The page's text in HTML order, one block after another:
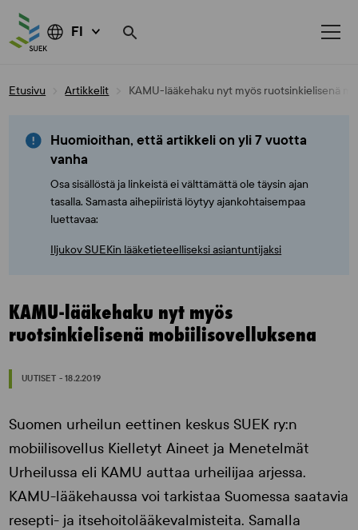
FI
Etusivu Artikkelit KAMU-lääkehaku nyt myös ruotsinkielisenä
Huomioithan, että artikkeli on yli 7 vuotta
vanha
Osa sisällöstä ja linkeistä ei välttämättä ole täysin ajan
tasalla. Samasta aihepiiristä löytyy ajankohtaisempaa
luettavaa:
Iljukov SUEKin lääketieteelliseksi asiantuntijaksi
KAMU-lääkehaku nyt myös
ruotsinkielisenä mobiilisovelluksena
UUTISET - 18.2.2019
Suomen urheilun eettinen keskus SUEK ry:n
mobiilisovellus Kielletyt Aineet ja Menetelmät
Urheilussa eli KAMU auttaa urheilijaa arjessa.
KAMU-lääkehaussa voi tarkistaa Suomessa saatavia
resepti- ja itsehoitolääkevalmisteita. Samalla